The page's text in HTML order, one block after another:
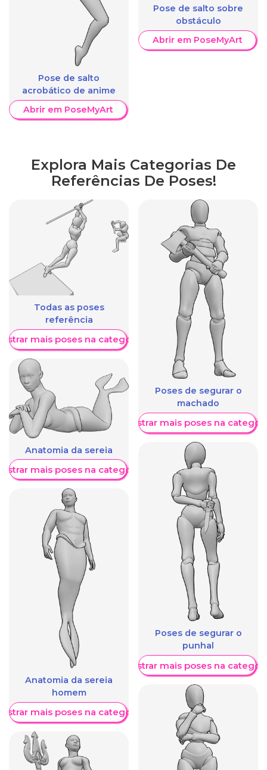
Pose de salto
acrobático de anime
Abrir em PoseMyArt
Pose de salto sobre
obstáculo
Abrir em PoseMyArt
Explora Mais Categorias De
Referências De Poses!
Todas as poses
referência
mais poses na categoria
Anatomia da sereia
mais poses na categoria
Anatomia da sereia
homem
mais poses na categoria
Poses de segurar o
machado
Mostrar mais poses na
Poses de segurar o
punhal
Mostrar mais poses na